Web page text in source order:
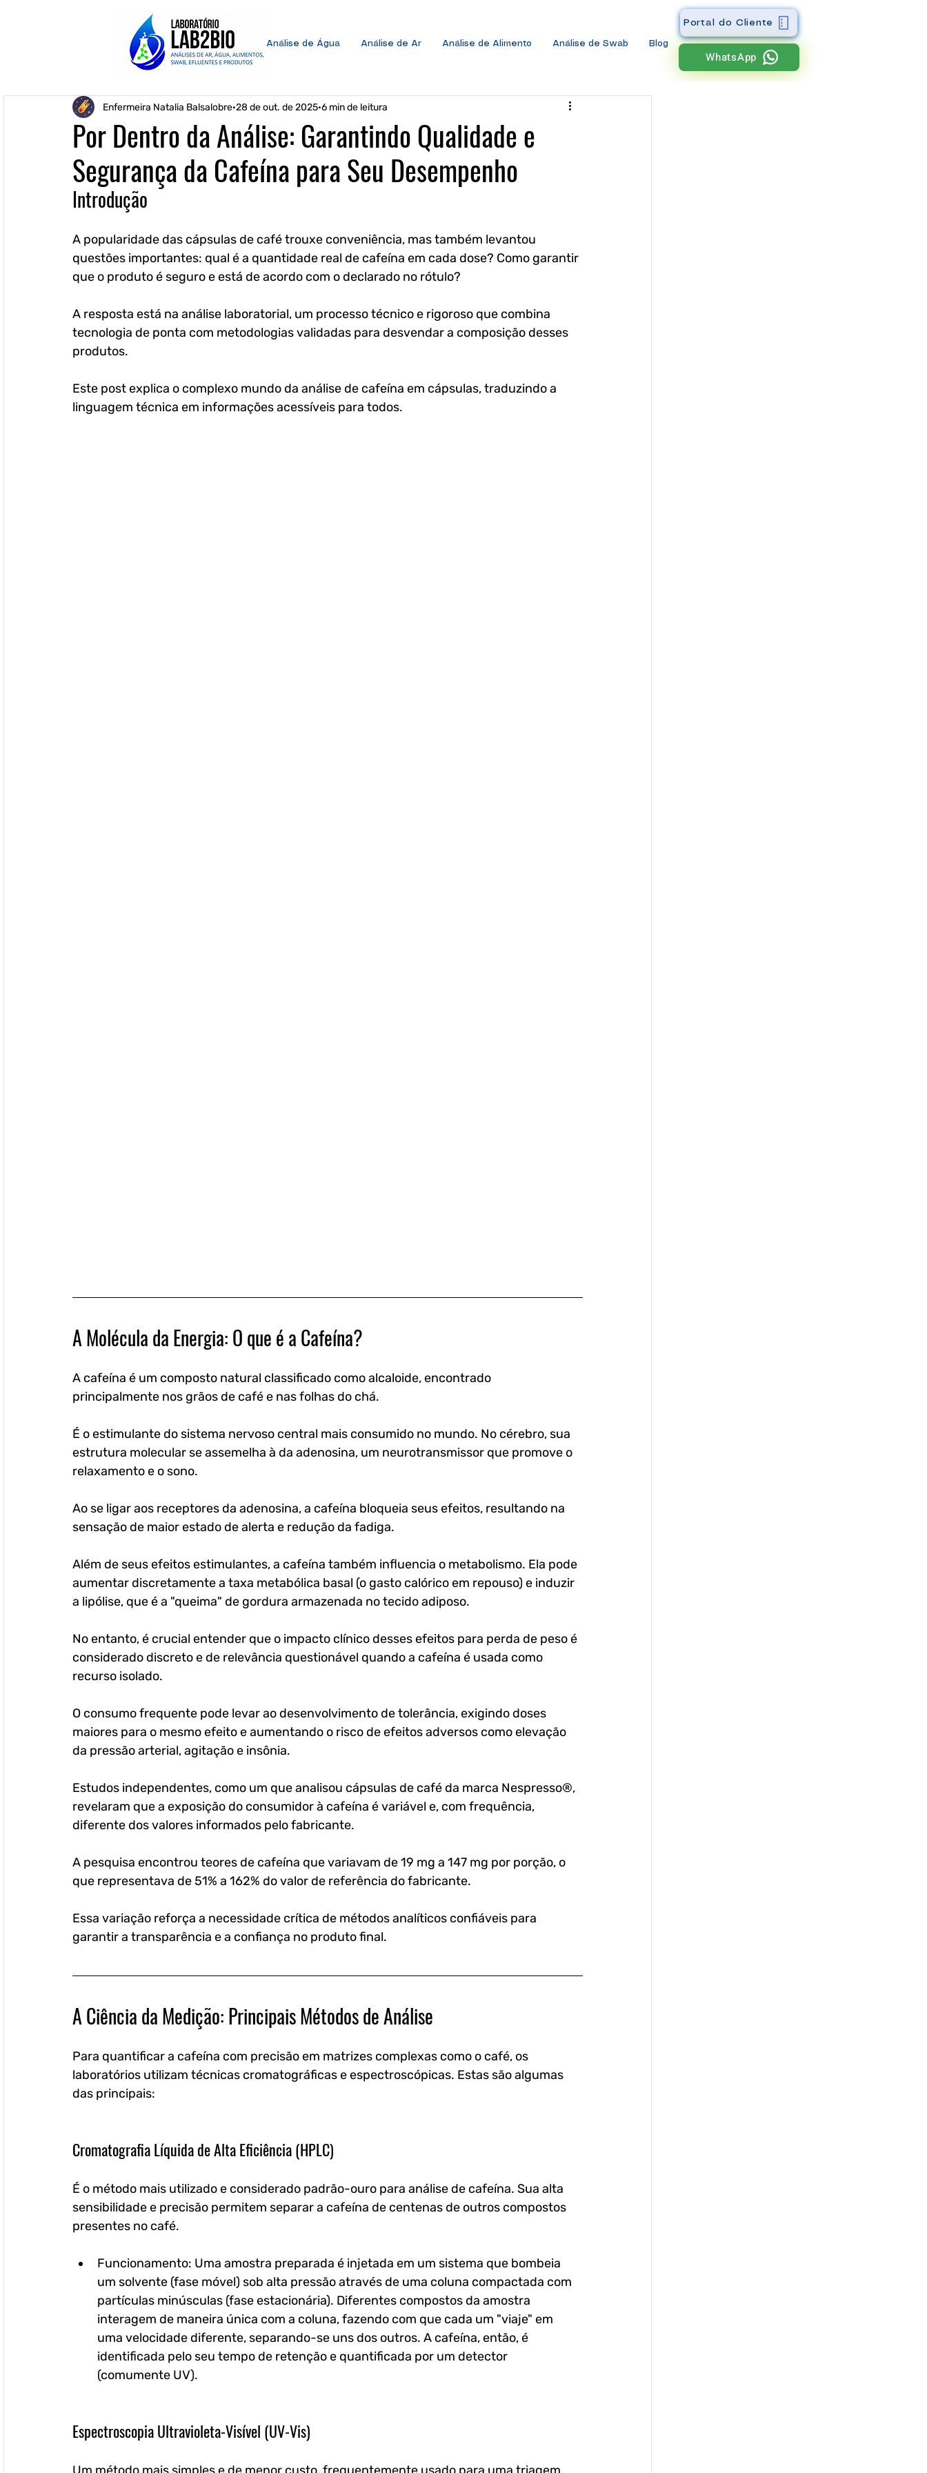
Análise de Água Análise de Ar Análise de Alimento Análise de Swab Blog
Portal do Cliente
WhatsApp
Por Dentro da Análise: Garantindo Qualidade e
Segurança da Cafeína para Seu Desempenho
Enfermeira Natalia Balsalobre 28 de out. de 2025 6 min de leitura
Introdução
A popularidade das cápsulas de café trouxe conveniência, mas também levantou
questões importantes: qual é a quantidade real de cafeína em cada dose? Como garantir
que o produto é seguro e está de acordo com o declarado no rótulo?
A resposta está na análise laboratorial, um processo técnico e rigoroso que combina
tecnologia de ponta com metodologias validadas para desvendar a composição desses
produtos.
Este post explica o complexo mundo da análise de cafeína em cápsulas, traduzindo a
linguagem técnica em informações acessíveis para todos.
A Molécula da Energia: O que é a Cafeína?
A cafeína é um composto natural classificado como alcaloide, encontrado
principalmente nos grãos de café e nas folhas do chá.
É o estimulante do sistema nervoso central mais consumido no mundo. No cérebro, sua
estrutura molecular se assemelha à da adenosina, um neurotransmissor que promove o
relaxamento e o sono.
Ao se ligar aos receptores da adenosina, a cafeína bloqueia seus efeitos, resultando na
sensação de maior estado de alerta e redução da fadiga.
Além de seus efeitos estimulantes, a cafeína também influencia o metabolismo. Ela pode
aumentar discretamente a taxa metabólica basal (o gasto calórico em repouso) e induzir
a lipólise, que é a "queima" de gordura armazenada no tecido adiposo.
No entanto, é crucial entender que o impacto clínico desses efeitos para perda de peso é
considerado discreto e de relevância questionável quando a cafeína é usada como
recurso isolado.
O consumo frequente pode levar ao desenvolvimento de tolerância, exigindo doses
maiores para o mesmo efeito e aumentando o risco de efeitos adversos como elevação
da pressão arterial, agitação e insônia.
Estudos independentes, como um que analisou cápsulas de café da marca Nespresso®,
revelaram que a exposição do consumidor à cafeína é variável e, com frequência,
diferente dos valores informados pelo fabricante.
A pesquisa encontrou teores de cafeína que variavam de 19 mg a 147 mg por porção, o
que representava de 51% a 162% do valor de referência do fabricante.
Essa variação reforça a necessidade crítica de métodos analíticos confiáveis para
garantir a transparência e a confiança no produto final.
A Ciência da Medição: Principais Métodos de Análise
Para quantificar a cafeína com precisão em matrizes complexas como o café, os
laboratórios utilizam técnicas cromatográficas e espectroscópicas. Estas são algumas
das principais:
Cromatografia Líquida de Alta Eficiência (HPLC)
É o método mais utilizado e considerado padrão-ouro para análise de cafeína. Sua alta
sensibilidade e precisão permitem separar a cafeína de centenas de outros compostos
presentes no café.
Funcionamento: Uma amostra preparada é injetada em um sistema que bombeia
um solvente (fase móvel) sob alta pressão através de uma coluna compactada com
partículas minúsculas (fase estacionária). Diferentes compostos da amostra
interagem de maneira única com a coluna, fazendo com que cada um "viaje" em
uma velocidade diferente, separando-se uns dos outros. A cafeína, então, é
identificada pelo seu tempo de retenção e quantificada por um detector
(comumente UV).
Espectroscopia Ultravioleta-Visível (UV-Vis)